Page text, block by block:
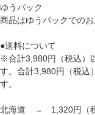
ゆうパック
商品はゆうパックでのお
●送料について
※合計3,980円（税込）
す。合計3,980円（税込
す。
北海道 → 1,320円（税